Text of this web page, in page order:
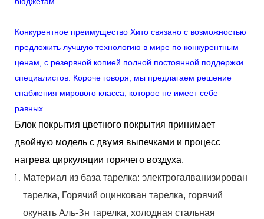
Конкурентное преимущество Хито связано с возможностью
предложить лучшую технологию в мире по конкурентным
ценам, с резервной копией полной постоянной поддержки
специалистов. Короче говоря, мы предлагаем решение
снабжения мирового класса, которое не имеет себе
равных.
Блок покрытия цветного покрытия принимает
двойную модель с двумя выпечками и процесс
нагрева циркуляции горячего воздуха.
Материал из база тарелка: электрогалванизирован
тарелка, Горячий оцинкован тарелка, горячий
окунать Аль-Зн тарелка, холодная стальная